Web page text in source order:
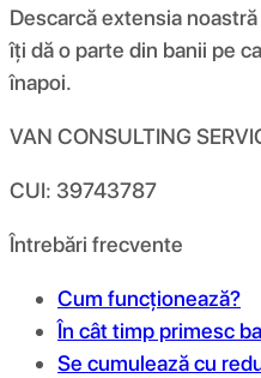
Descarcă extensia
îți dă o parte din banii pe
înapoi.
VAN CONSULTING
CUI: 39743787
Întrebări frecvente
Cum funcționează?
În cât timp primesc
Se cumulează cu